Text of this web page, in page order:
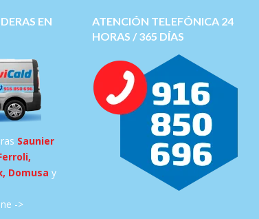
EN
Saunier
Domusa y
->
ATENCIÓN TELEFÓNICA 24
HORAS / 365 DÍAS